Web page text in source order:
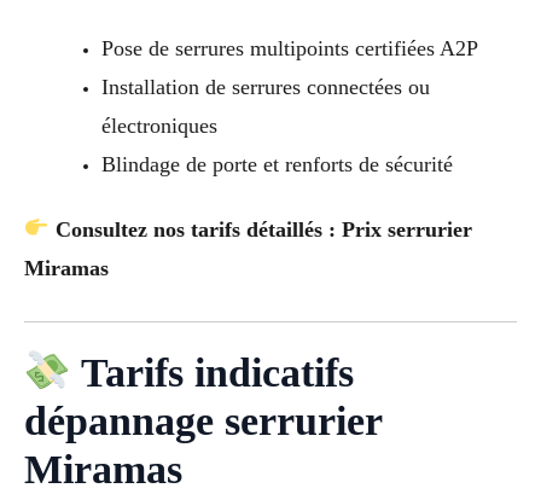
Pose de serrures multipoints certifiées A2P
Installation de serrures connectées ou
électroniques
Blindage de porte et renforts de sécurité
Consultez nos tarifs détaillés : Prix serrurier
Miramas
Tarifs indicatifs
dépannage serrurier
Miramas